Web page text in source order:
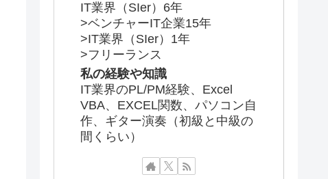
IT業界（SIer）6年
>ベンチャーIT企業15年
>IT業界（SIer）1年
>フリーランス
私の経験や知識
IT業界のPL/PM経験、Excel
VBA、EXCEL関数、パソコン自
作、ギター演奏（初級と中級の
間くらい）